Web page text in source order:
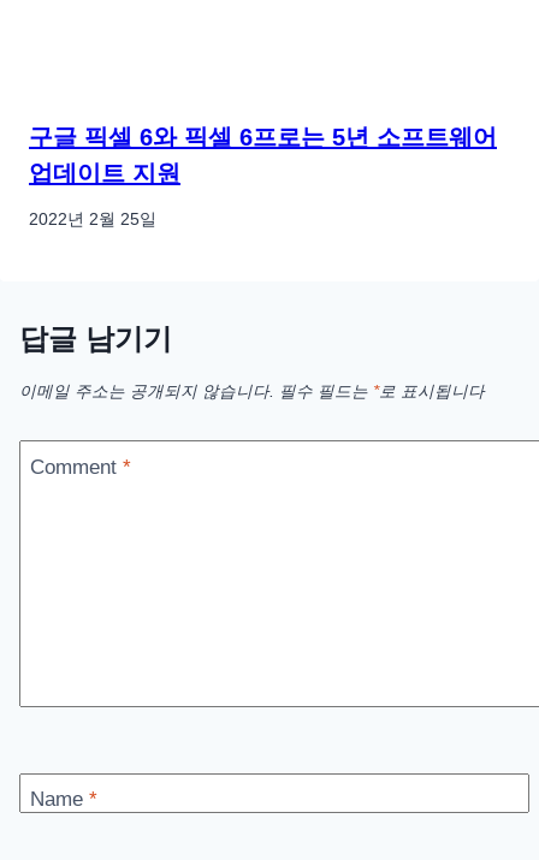
구글 픽셀 6와 픽셀 6프로는 5년 소프트웨어
업데이트 지원
2022년 2월 25일
답글 남기기
이메일 주소는 공개되지 않습니다. 필수 필드는 *로 표시됩니다
Comment *
Name *